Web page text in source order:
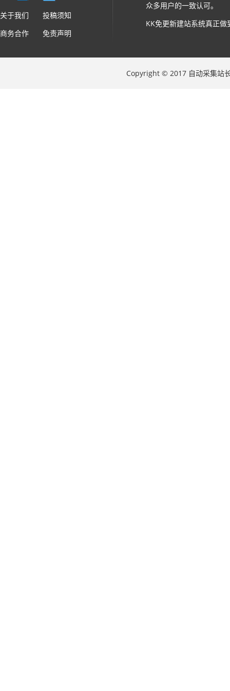
关于我们
投稿须知
商务合作
免责声明
众多用户的一致认可。
KK免更新建站系统真正
Copyright © 2017 自动采集站